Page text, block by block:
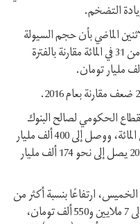
التضخم.
الماضي بأن حجم السيولة
سجل في مارس (آذار) الماضي ارتفاعًا أكثر من 31 في المائة مقارنة بالفترة
الحكومي لصالح البنوك
ارتفعت في العام الشمسي الماضي نحو 20 في المائة، ووصل إلى 400 ألف مليار
تومان، علمًا بأن هذا الرقم كان في عام 2016 يصل إلى نحو 174 ألف مليار
ارتفاعًا بنسبة أكثر من
2 في المائة، لترتفع قيمة المسكوكة الواحدة إلى 7 ملايين و550 ألف تومان،